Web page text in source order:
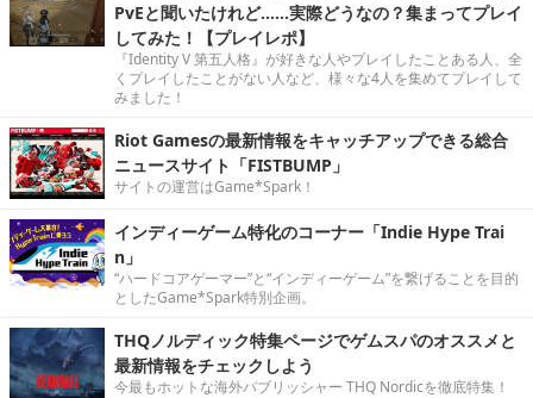
PvEと聞いたけれど……実際どうなの？集まってプレイ
してみた！【プレイレポ】
『Identity V 第五人格』が好きな人やプレイしたことある人、全
くプレイしたことがない人など、様々な4人を集めてプレイして
みました！
Riot Gamesの最新情報をキャッチアップできる総合
ニュースサイト「FISTBUMP」
サイトの運営はGame*Spark！
インディーゲーム特化のコーナー「Indie Hype Trai
n」
“ハードコアゲーマー”と“インディーゲーム”を繋げることを目的
としたGame*Spark特別企画。
THQノルディック特集ページでゲムスパのオススメと
最新情報をチェックしよう
今最もホットな海外パブリッシャー THQ Nordicを徹底特集！